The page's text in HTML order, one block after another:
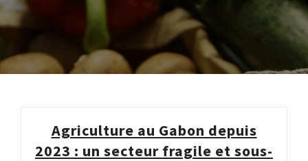
Agriculture au Gabon depuis
2023 : un secteur fragile et sous-